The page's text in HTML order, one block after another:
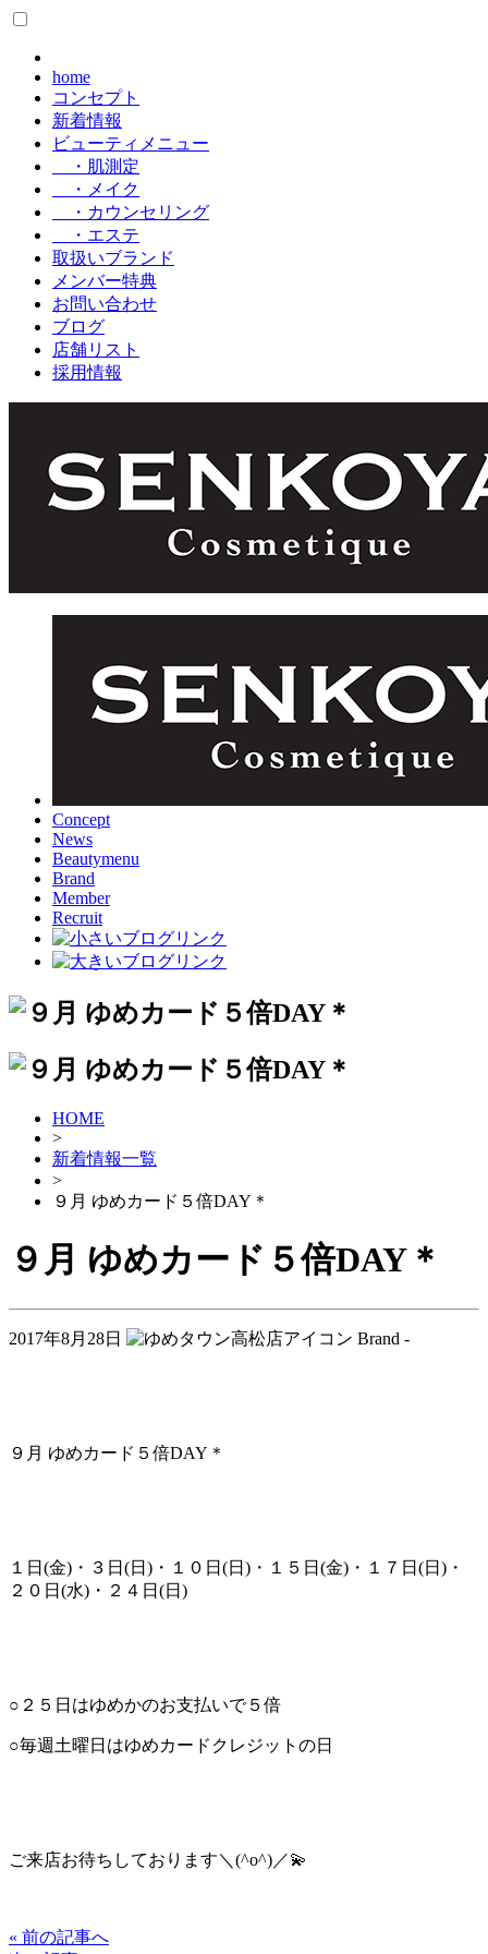
home
コンセプト
新着情報
ビューティメニュー
・肌測定
・メイク
・カウンセリング
・エステ
取扱いブランド
メンバー特典
お問い合わせ
ブログ
店舗リスト
採用情報
Concept
News
Beautymenu
Brand
Member
Recruit
HOME
>
新着情報一覧
>
９月 ゆめカード５倍DAY＊
９月 ゆめカード５倍DAY＊
2017年8月28日 Brand -
９月 ゆめカード５倍DAY＊
１日(金)・３日(日)・１０日(日)・１５日(金)・１７日(日)・
２０日(水)・２４日(日)
○２５日はゆめかのお支払いで５倍
○毎週土曜日はゆめカードクレジットの日
ご来店お待ちしております＼(^o^)／💫
« 前の記事へ